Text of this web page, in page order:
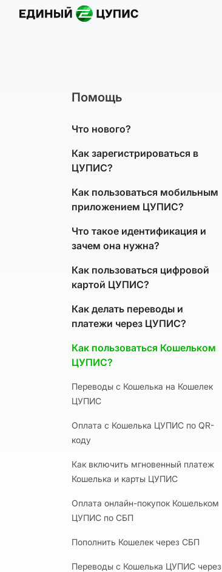
Назад
Помощь
Что нового?
Как зарегистрироваться в
ЦУПИС?
Как пользоваться мобильным
приложением ЦУПИС?
Что такое идентификация и
зачем она нужна?
Как пользоваться цифровой
картой ЦУПИС?
Как делать переводы и
платежи через ЦУПИС?
Как пользоваться Кошельком
ЦУПИС?
Переводы с Кошелька на Кошелек
ЦУПИС
Оплата с Кошелька ЦУПИС по QR-
коду
Как включить мгновенный платеж
Кошелька и карты ЦУПИС
Оплата онлайн-покупок Кошельком
ЦУПИС по СБП
Пополнить Кошелек через СБП
Переводы с Кошелька ЦУПИС через